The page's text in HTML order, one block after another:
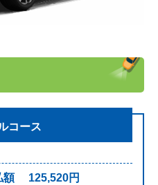
コース
額 125,520円